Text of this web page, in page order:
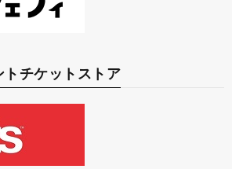
チケットストア